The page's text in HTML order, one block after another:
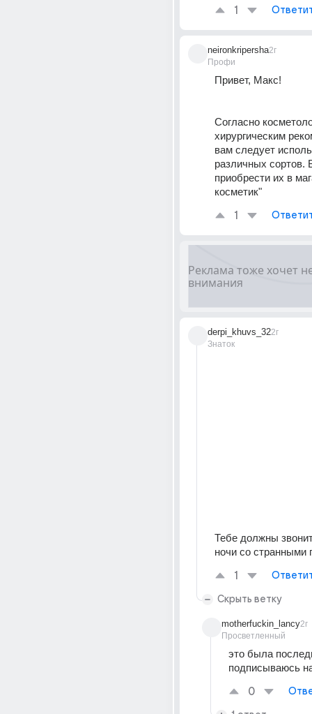
1
neironkripersha
Профи
2г
Привет, Макс!
Согласно
хирургическим
вам следует
различных сортов.
приобрести их в
косметик"
1
derpi_khuvs_32
Знаток
2г
Тебе должны
ночи со странными
1
Скрыть ветку
motherfuckin_lancy
Просветленный
2г
это была
подписываюсь
0